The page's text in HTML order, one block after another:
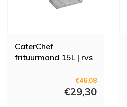
CaterChef
frituurmand 15L | rvs
€46,08
€29,30